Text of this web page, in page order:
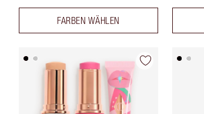
FARBEN WÄHLEN